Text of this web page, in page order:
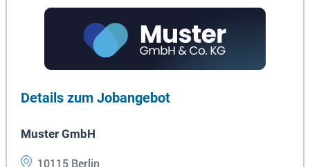
Details zum Jobangebot
Muster GmbH
10115 Berlin